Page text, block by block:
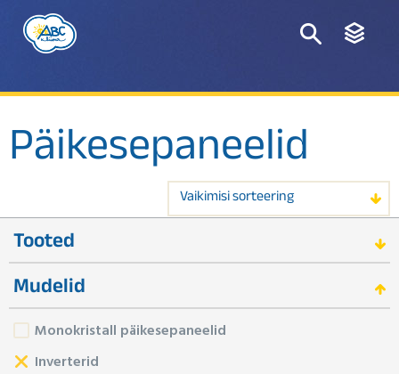
Päikesepaneelid
Vaikimisi sorteering
Tooted
Mudelid
Monokristall päikesepaneelid
Inverterid